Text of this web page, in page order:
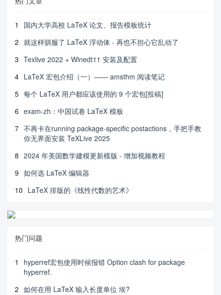
1
国内大学高校 LaTeX 论文、报告模板统计
2 就这样驯服了 LaTeX 浮动体 - 再也不担心它乱动了
3 Texlive 2022 + Winedt11 安装及配置
4 LaTeX 宏包介绍（一）—— amsthm 阅读笔记
5 每个 LaTeX 用户都应该使用的 9 个宏包[投稿]
6 exam-zh：中国试卷 LaTeX 模板
7 不再卡在running package-specific postactions，手把手教
你无界面安装 TeXLive 2025
8 2024 年美国数学建模更新模版 - 增加视频教程
9 如何选 LaTeX 编辑器
10 LaTeX 排版的《线性代数的艺术》
热门问题
1
hyperref宏包使用时候报错 Option clash for package
hyperref.
2 如何在用 LaTeX 输入长度单位 埃?